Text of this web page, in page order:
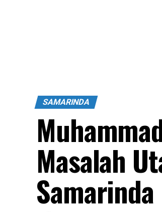
SAMARINDA
Masalah
Samarinda